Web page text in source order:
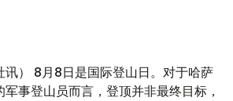
讯） 8月8日是国际登山日。对于哈萨
事登山员而言，登顶并非最终目标，